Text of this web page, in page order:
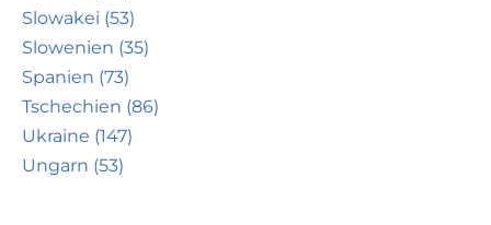
Slowakei (53)
Slowenien (35)
Spanien (73)
Tschechien (86)
Ukraine (147)
Ungarn (53)